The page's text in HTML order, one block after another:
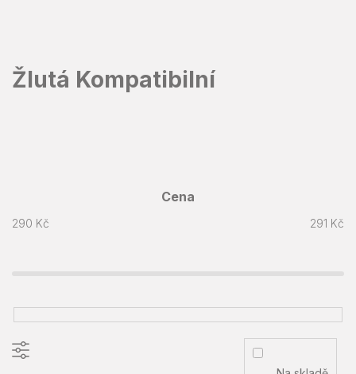
Žlutá Kompatibilní
Cena
290 Kč 291 Kč